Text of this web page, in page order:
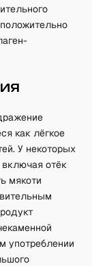
как лёгкое
У некоторых
отёк
мякоти
употреблении